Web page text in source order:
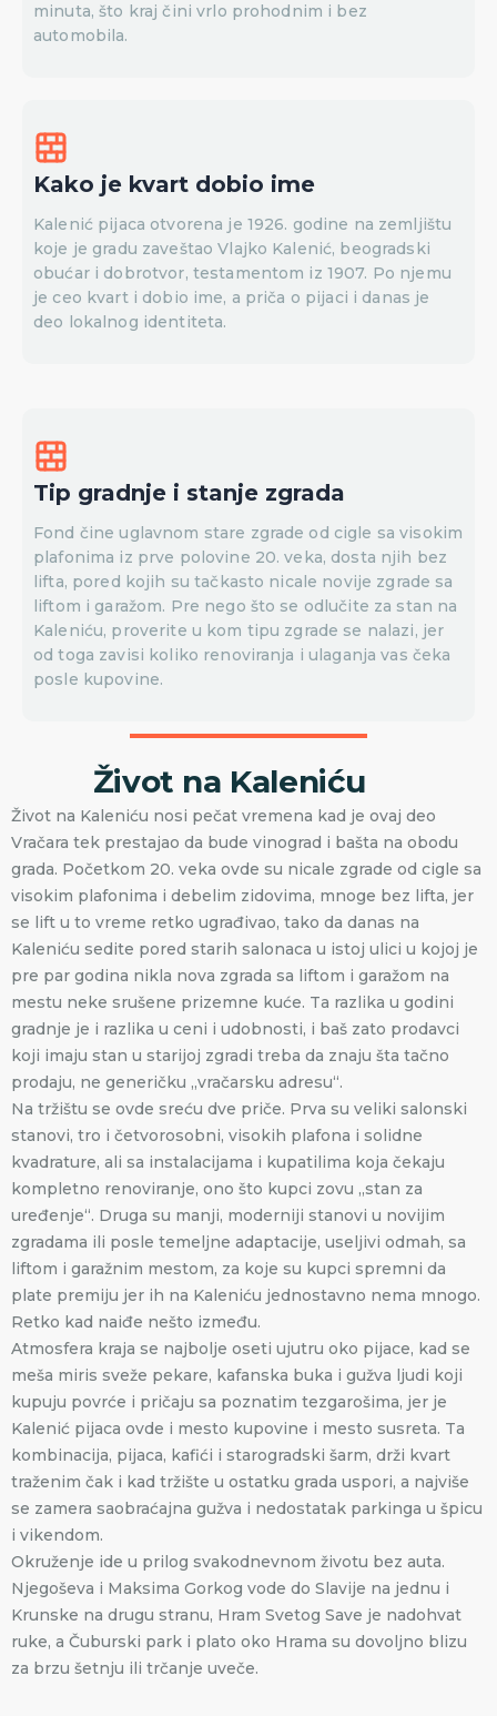
minuta, što kraj čini vrlo prohodnim i bez
automobila.
Kako je kvart dobio ime
Kalenić pijaca otvorena je 1926. godine na zemljištu
koje je gradu zaveštao Vlajko Kalenić, beogradski
obućar i dobrotvor, testamentom iz 1907. Po njemu
je ceo kvart i dobio ime, a priča o pijaci i danas je
deo lokalnog identiteta.
Tip gradnje i stanje zgrada
Fond čine uglavnom stare zgrade od cigle sa visokim
plafonima iz prve polovine 20. veka, dosta njih bez
lifta, pored kojih su tačkasto nicale novije zgrade sa
liftom i garažom. Pre nego što se odlučite za stan na
Kaleniću, proverite u kom tipu zgrade se nalazi, jer
od toga zavisi koliko renoviranja i ulaganja vas čeka
posle kupovine.
Život na Kaleniću
Život na Kaleniću nosi pečat vremena kad je ovaj deo
Vračara tek prestajao da bude vinograd i bašta na obodu
grada. Početkom 20. veka ovde su nicale zgrade od cigle sa
visokim plafonima i debelim zidovima, mnoge bez lifta, jer
se lift u to vreme retko ugrađivao, tako da danas na
Kaleniću sedite pored starih salonaca u istoj ulici u kojoj je
pre par godina nikla nova zgrada sa liftom i garažom na
mestu neke srušene prizemne kuće. Ta razlika u godini
gradnje je i razlika u ceni i udobnosti, i baš zato prodavci
koji imaju stan u starijoj zgradi treba da znaju šta tačno
prodaju, ne generičku „vračarsku adresu“.
Na tržištu se ovde sreću dve priče. Prva su veliki salonski
stanovi, tro i četvorosobni, visokih plafona i solidne
kvadrature, ali sa instalacijama i kupatilima koja čekaju
kompletno renoviranje, ono što kupci zovu „stan za
uređenje“. Druga su manji, moderniji stanovi u novijim
zgradama ili posle temeljne adaptacije, useljivi odmah, sa
liftom i garažnim mestom, za koje su kupci spremni da
plate premiju jer ih na Kaleniću jednostavno nema mnogo.
Retko kad naiđe nešto između.
Atmosfera kraja se najbolje oseti ujutru oko pijace, kad se
meša miris sveže pekare, kafanska buka i gužva ljudi koji
kupuju povrće i pričaju sa poznatim tezgarošima, jer je
Kalenić pijaca ovde i mesto kupovine i mesto susreta. Ta
kombinacija, pijaca, kafići i starogradski šarm, drži kvart
traženim čak i kad tržište u ostatku grada uspori, a najviše
se zamera saobraćajna gužva i nedostatak parkinga u špicu
i vikendom.
Okruženje ide u prilog svakodnevnom životu bez auta.
Njegoševa i Maksima Gorkog vode do Slavije na jednu i
Krunske na drugu stranu, Hram Svetog Save je nadohvat
ruke, a Čuburski park i plato oko Hrama su dovoljno blizu
za brzu šetnju ili trčanje uveče.